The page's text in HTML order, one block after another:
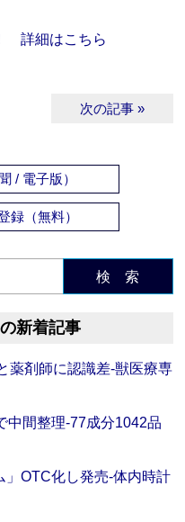
詳細はこちら
次の記事 »
/ 電子版）
録（無料）
検 索
新着記事
薬剤師に認識差‐獣医療専
中間整理‐77成分1042品
」OTC化し発売‐体内時計